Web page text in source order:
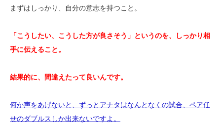
まずはしっかり、自分の意志を持つこと。
「こうしたい、こうした方が良さそう」というのを、しっかり相
手に伝えること。
結果的に、間違えたって良いんです。
何か声をあげないと、ずっとアナタはなんとなくの試合、ペア任
せのダブルスしか出来ないですよ。